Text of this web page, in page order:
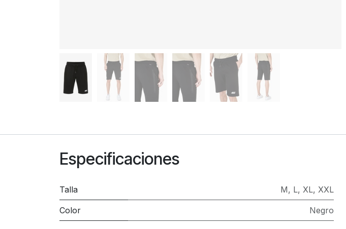
Especificaciones
Talla M, L, XL, XXL
Color Negro